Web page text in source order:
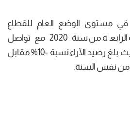
مستوى الوضع العام للقطاع
الصناعي خلال الثلاثية الرابعة من سنة 2020 مع تواصل
تسجيل نسب سلبية، حيث بلغ رصيد الآراء نسبة -10% مقابل